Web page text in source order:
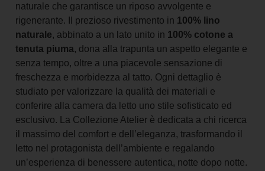
naturale che garantisce un riposo avvolgente e
rigenerante. Il prezioso rivestimento in 100% lino
naturale, abbinato a un lato unito in 100% cotone a
tenuta piuma, dona alla trapunta un aspetto elegante e
senza tempo, oltre a una piacevole sensazione di
freschezza e morbidezza al tatto. Ogni dettaglio è
studiato per valorizzare la qualità dei materiali e
conferire alla camera da letto uno stile sofisticato ed
esclusivo. La Collezione Atelier è dedicata a chi ricerca
il massimo del comfort e dell’eleganza, trasformando il
letto nel protagonista dell’ambiente e regalando
un’esperienza di benessere autentica, notte dopo notte.